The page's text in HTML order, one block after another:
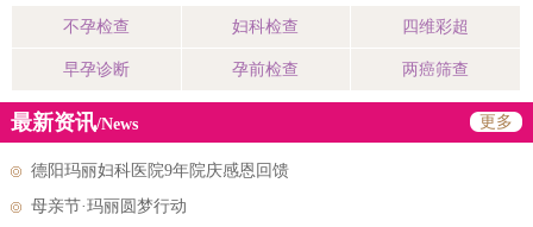
不孕检查 妇科检查 四维彩超
早孕诊断 孕前检查 两癌筛查
最新资讯/News 更多
德阳玛丽妇科医院9年院庆感恩回馈
母亲节·玛丽圆梦行动